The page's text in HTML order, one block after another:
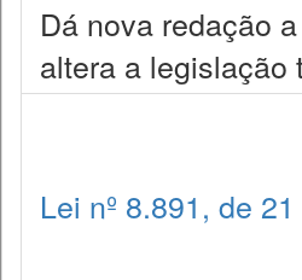
Dá nova redação
altera a legislação
Lei nº 8.891, de